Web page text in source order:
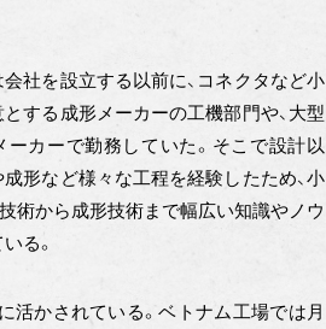
社を設立する以前に、コネクタなど小
する成形メーカーの工機部門や、大型
ーカーで勤務していた。そこで設計以
形など様々な工程を経験したため、小
術から成形技術まで幅広い知識やノウ
る。
活かされている。ベトナム工場では月